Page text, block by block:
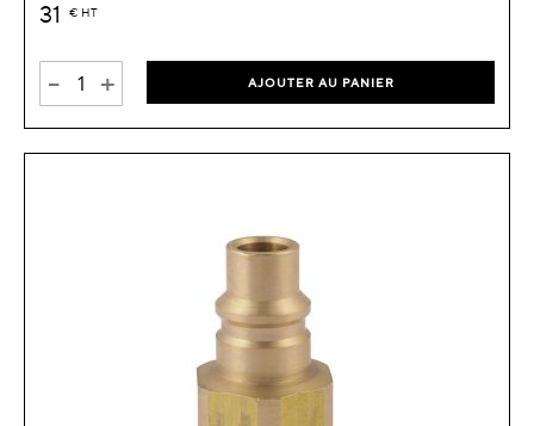
31 € HT
- + AJOUTER AU PANIER